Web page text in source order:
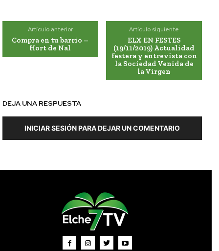
Artículo anterior
Compra en tu barrio –
Hort de Nal
Artículo siguiente
ELX EN FESTES
(19/11/2019) Actualidad
festera y entrevista con
la Sociedad Venida de
la Virgen
DEJA UNA RESPUESTA
INICIAR SESIÓN PARA DEJAR UN COMENTARIO